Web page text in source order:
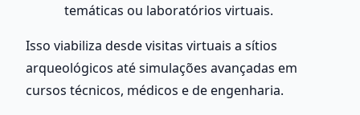
temáticas ou laboratórios virtuais.
Isso viabiliza desde visitas virtuais a sítios
arqueológicos até simulações avançadas em
cursos técnicos, médicos e de engenharia.